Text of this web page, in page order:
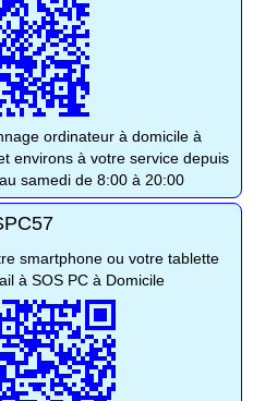
ordinateur à domicile à
environs à votre service depuis
samedi de 8:00 à 20:00
smartphone ou votre tablette
à SOS PC à Domicile